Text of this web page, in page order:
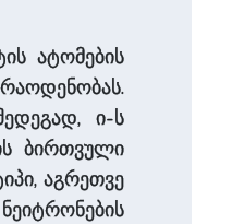
ატომების
ი-ს
ბირთვული
აგრეთვე